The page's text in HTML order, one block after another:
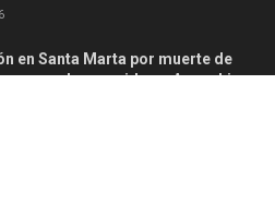
en Santa Marta por muerte de
armado ocurrido en Aguachica